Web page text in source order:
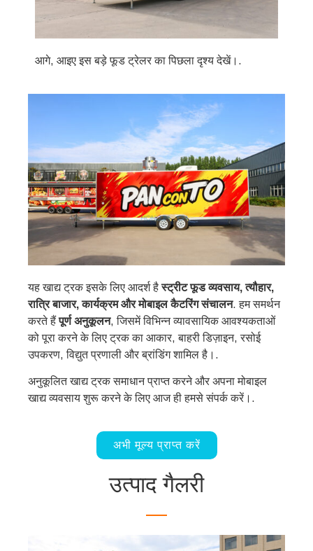
आगे, आइए इस बड़े फूड ट्रेलर का पिछला दृश्य देखें।.
यह खाद्य ट्रक इसके लिए आदर्श हैस्ट्रीट फूड व्यवसाय, त्यौहार,
रात्रि बाजार, कार्यक्रम और मोबाइल कैटरिंग संचालन. हम समर्थन
करते हैंपूर्ण अनुकूलन, जिसमें विभिन्न व्यावसायिक आवश्यकताओं
को पूरा करने के लिए ट्रक का आकार, बाहरी डिज़ाइन, रसोई
उपकरण, विद्युत प्रणाली और ब्रांडिंग शामिल है।.
अनुकूलित खाद्य ट्रक समाधान प्राप्त करने और अपना मोबाइल
खाद्य व्यवसाय शुरू करने के लिए आज ही हमसे संपर्क करें।.
अभी मूल्य प्राप्त करें
उत्पाद गैलरी